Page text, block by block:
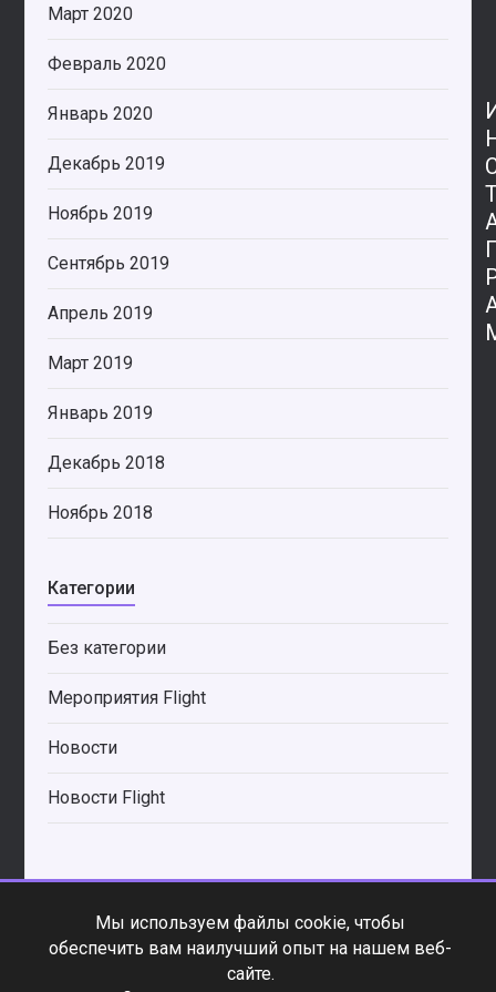
Март 2020
Февраль 2020
Январь 2020
Декабрь 2019
Ноябрь 2019
Сентябрь 2019
Апрель 2019
Март 2019
Январь 2019
Декабрь 2018
Ноябрь 2018
Категории
Без категории
Мероприятия Flight
Новости
Новости Flight
Мы используем файлы cookie, чтобы
обеспечить вам наилучший опыт на нашем веб-
сайте.